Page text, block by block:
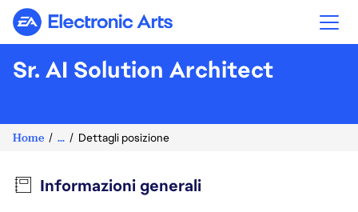
Electronic Arts
Sr. AI Solution Architect
Home ... Dettagli posizione
Informazioni generali